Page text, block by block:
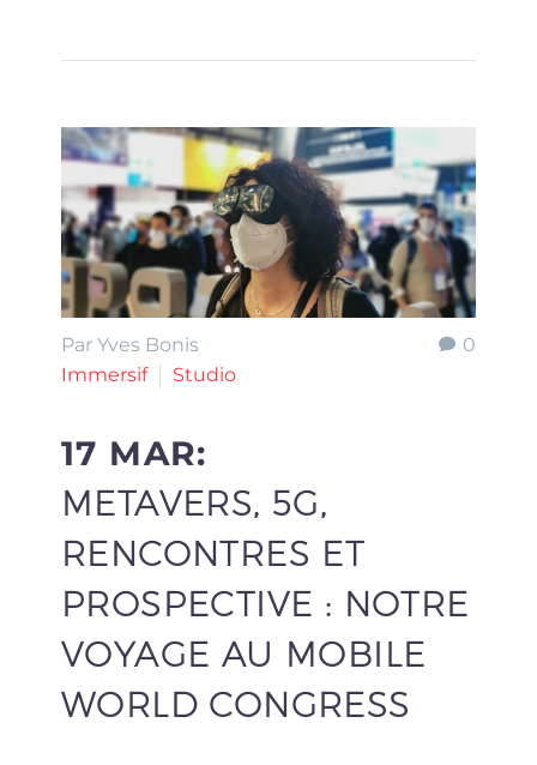
0
Par Yves Bonis
Immersif
Studio
17 MAR:
METAVERS, 5G,
RENCONTRES ET
PROSPECTIVE : NOTRE
VOYAGE AU MOBILE
WORLD CONGRESS